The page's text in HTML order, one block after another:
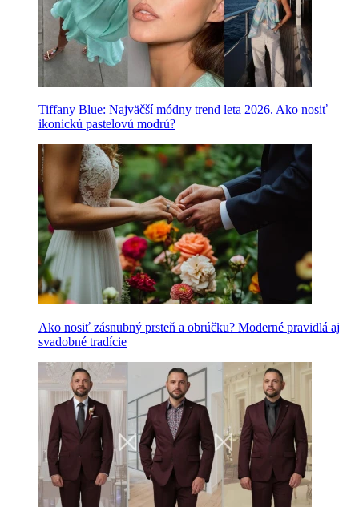
Tiffany Blue: Najväčší módny trend leta 2026. Ako nosiť
ikonickú pastelovú modrú?
Ako nosiť zásnubný prsteň a obrúčku? Moderné pravidlá aj
svadobné tradície